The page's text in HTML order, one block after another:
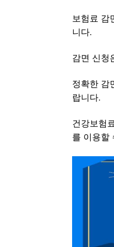
보험료 감
니다.
감면 신청
정확한 감
랍니다.
건강보험
를 이용할